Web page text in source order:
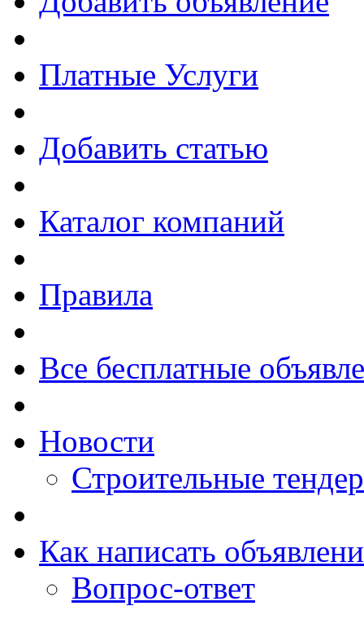
Платные Услуги
Добавить статью
Каталог компаний
Правила
Все бесплатные
Новости
Строительные
Как написать
Вопрос-ответ